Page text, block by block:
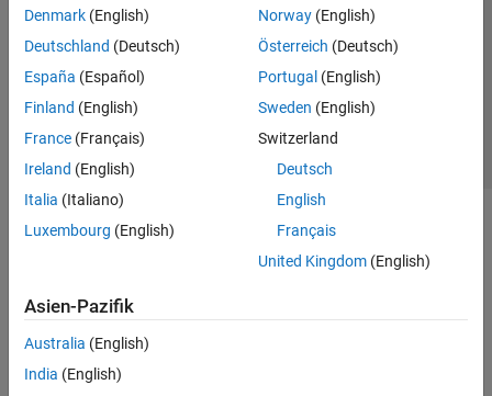
Denmark (English)
Deutschland (Deutsch)
España (Español)
Finland (English)
France (Français)
Ireland (English)
Italia (Italiano)
Luxembourg (English)
Norway(English)
Österreich (Deutsch)
Portugal (English)
Sweden (English)
Switzerland
Deutsch
English
Français
United Kingdom(English)
Asien-Pazifik
Australia (English)
India (English)
Datendiebstahl verhindern
Status von Anwendungen
© 1994-2026 The MathWorks, Inc.
Website auswählen
Deutschland